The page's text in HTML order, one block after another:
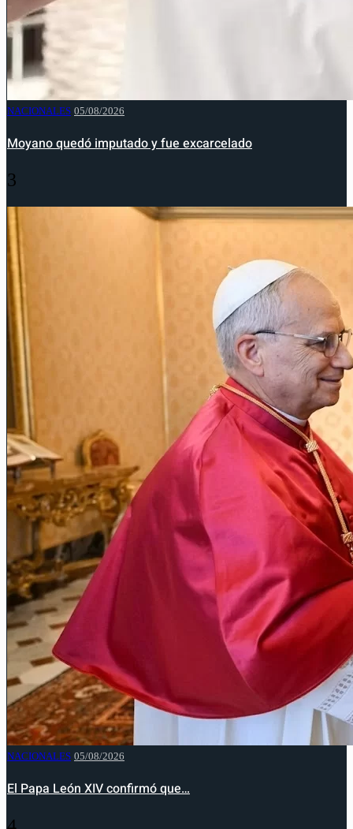
NACIONALES 05/08/2026
Moyano quedó imputado y fue excarcelado
3
NACIONALES 05/08/2026
El Papa León XIV confirmó que…